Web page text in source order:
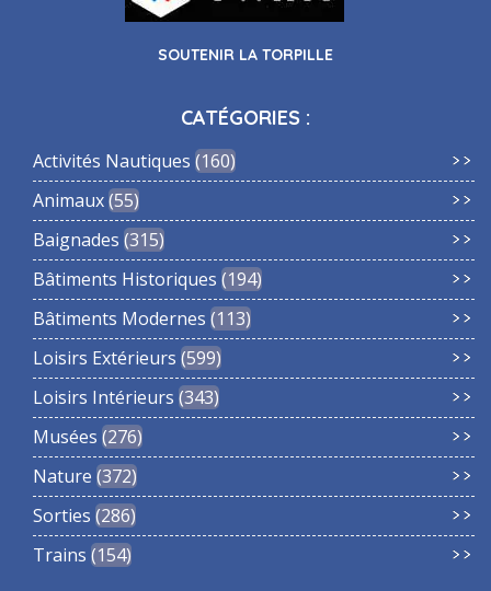
SOUTENIR LA TORPILLE
CATÉGORIES :
Activités Nautiques 160
Animaux 55
Baignades 315
Bâtiments Historiques 194
Bâtiments Modernes 113
Loisirs Extérieurs 599
Loisirs Intérieurs 343
Musées 276
Nature 372
Sorties 286
Trains 154